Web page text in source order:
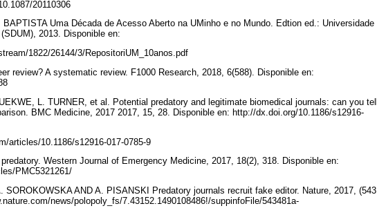
20110306
Uma Década de Acesso Aberto na UMinho e no Mundo. Edtion ed.: Universidade
2013. Disponible en:
1822/26144/3/RepositoriUM_10anos.pdf
review? A systematic review. F1000 Research, 2018, 6(588). Disponible en:
L. TURNER, et al. Potential predatory and legitimate biomedical journals: can you tell
BMC Medicine, 2017 2017, 15, 28. Disponible en: http://dx.doi.org/10.1186/s12916-
articles/10.1186/s12916-017-0785-9
Western Journal of Emergency Medicine, 2017, 18(2), 318. Disponible en:
PMC5321261/
AND A. PISANSKI Predatory journals recruit fake editor. Nature, 2017, (543
news/polopoly_fs/7.43152.1490108486!/suppinfoFile/543481a-